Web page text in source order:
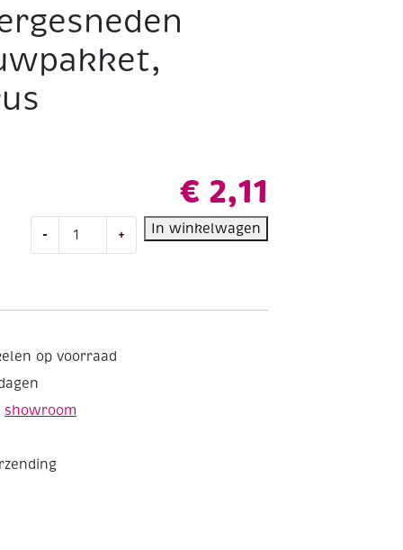
€ 2,11
-
lasergesneden
+ In winkelwagen
op voorraad
showroom